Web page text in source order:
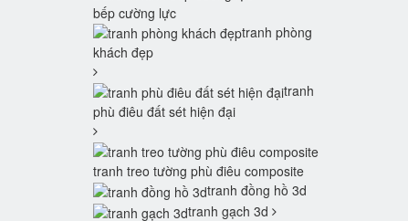
bếp cường lực
tranh phòng
khách đẹp
tranh
phù điêu đất sét hiện đại
tranh treo tường phù điêu composite
tranh đồng hồ 3d
tranh gạch 3d